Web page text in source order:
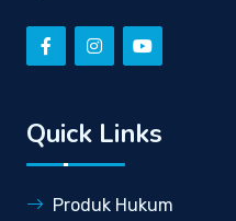
Quick Links
Produk Hukum